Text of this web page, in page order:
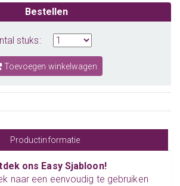
Bestellen
stuks:
Toevoegen winkelwagen
Productinformatie
ons Easy Sjabloon!
naar een eenvoudig te gebruiken